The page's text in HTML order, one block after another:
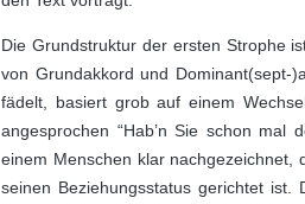
Die Grundstruktur der ersten Strophe
von Grundakkord und Dominant(sept-
fädelt, basiert grob auf einem
angesprochen “Hab’n Sie schon mal
einem Menschen klar
seinen Beziehungsstatus gerichtet ist.